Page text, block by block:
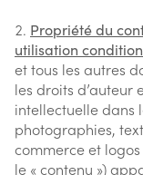
Propriété du
utilisation
et tous les autres
les droits
intellectuelle dans
photographies,
commerce et
le « contenu »)